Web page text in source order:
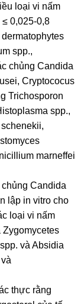
loại vi nấm
0,025-0,8
spp.,
chủng Candida
Cryptococus
Trichosporon
spp.,
marneffei
Candida
lập in vitro cho
loại vi nấm
và Absidia
thực rằng